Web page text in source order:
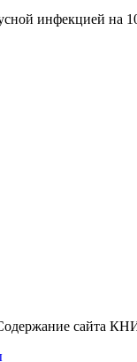
инфекцией на
сайта